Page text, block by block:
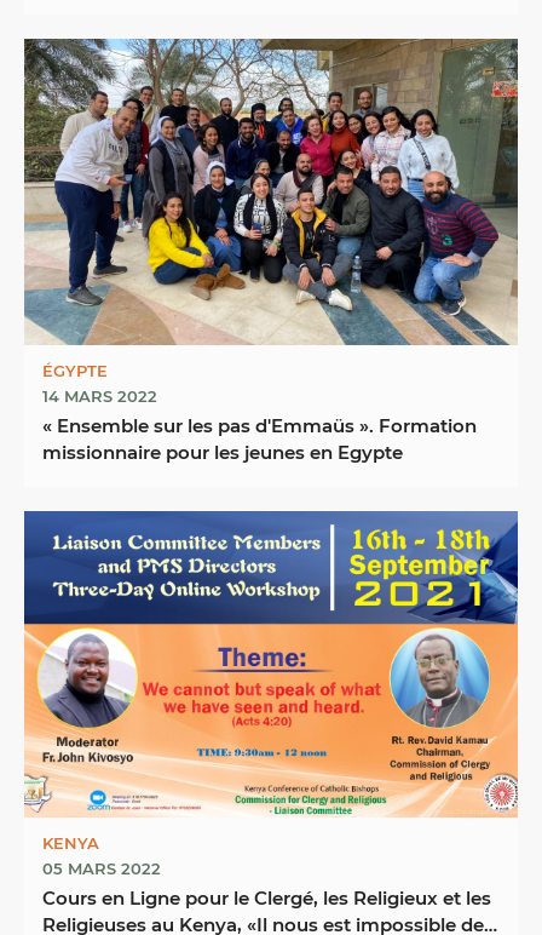
ÉGYPTE
14 MARS 2022
« Ensemble sur les pas d'Emmaüs ». Formation
missionnaire pour les jeunes en Egypte
KENYA
05 MARS 2022
Cours en Ligne pour le Clergé, les Religieux et les
Religieuses au Kenya, «Il nous est impossible de